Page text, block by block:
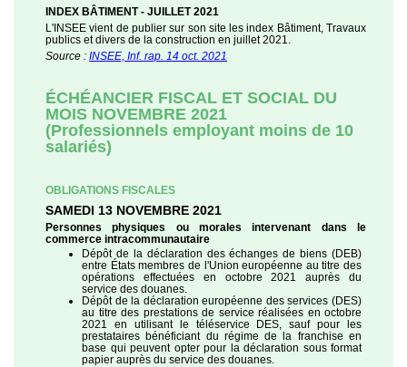
INDEX BÂTIMENT - JUILLET 2021
L'INSEE vient de publier sur son site les index Bâtiment, Travaux
publics et divers de la construction en juillet 2021.
Source : INSEE, Inf. rap. 14 oct. 2021
ÉCHÉANCIER FISCAL ET SOCIAL DU
MOIS NOVEMBRE 2021
(Professionnels employant moins de 10
salariés)
OBLIGATIONS FISCALES
SAMEDI 13 NOVEMBRE 2021
Personnes physiques ou morales intervenant dans le
commerce intracommunautaire
Dépôt de la déclaration des échanges de biens (DEB)
entre États membres de l'Union européenne au titre des
opérations effectuées en octobre 2021 auprès du
service des douanes.
Dépôt de la déclaration européenne des services (DES)
au titre des prestations de service réalisées en octobre
2021 en utilisant le téléservice DES, sauf pour les
prestataires bénéficiant du régime de la franchise en
base qui peuvent opter pour la déclaration sous format
papier auprès du service des douanes.